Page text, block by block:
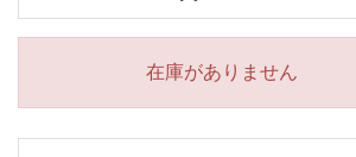
在庫がありません